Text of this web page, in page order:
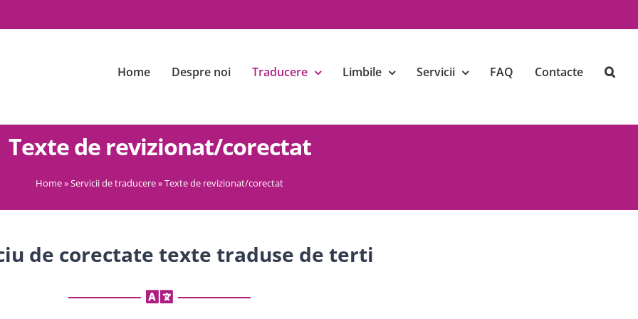
Home Despre noi Traducere Limbile Servicii FAQ Contacte
Texte de revizionat/corectat
Home»Servicii de traducere»Texte de revizionat/corectat
de corectate texte traduse de terti